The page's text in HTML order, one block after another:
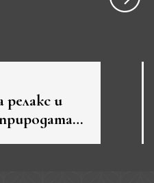
релакс и